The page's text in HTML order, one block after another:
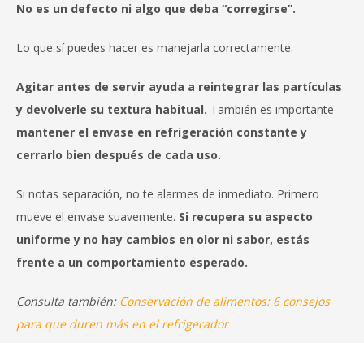
No es un defecto ni algo que deba “corregirse”.
Lo que sí puedes hacer es manejarla correctamente.
Agitar antes de servir ayuda a reintegrar las partículas
y devolverle su textura habitual. También es importante
mantener el envase en refrigeración constante y
cerrarlo bien después de cada uso.
Si notas separación, no te alarmes de inmediato. Primero
mueve el envase suavemente. Si recupera su aspecto
uniforme y no hay cambios en olor ni sabor, estás
frente a un comportamiento esperado.
Consulta también: Conservación de alimentos: 6 consejos
para que duren más en el refrigerador